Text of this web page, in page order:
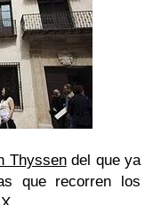
Thyssendel que ya
que recorren los